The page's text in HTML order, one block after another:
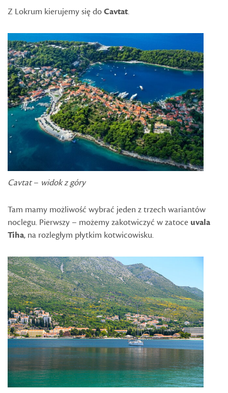
Z Lokrum kierujemy się doCavtat.
Cavtat– widok z góry
Tam mamy możliwość wybrać jeden z trzech wariantów
noclegu. Pierwszy – możemy zakotwiczyć w zatoce uvala
Tiha, na rozległym płytkim kotwicowisku.